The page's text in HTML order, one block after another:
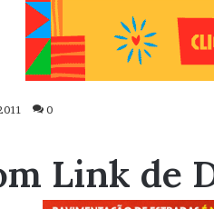
0
Link de